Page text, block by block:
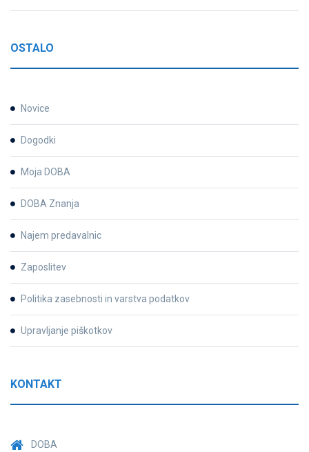
OSTALO
Novice
Dogodki
Moja DOBA
DOBA Znanja
Najem predavalnic
Zaposlitev
Politika zasebnosti in varstva podatkov
Upravljanje piškotkov
KONTAKT
DOBA